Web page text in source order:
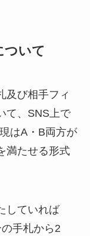
ついて
及び相手フィ
て、SNS上で
はA・B両方が
満たせる形式
していれば
手札から2